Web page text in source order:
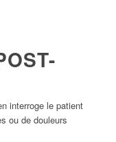
interroge le patient
ou de douleurs